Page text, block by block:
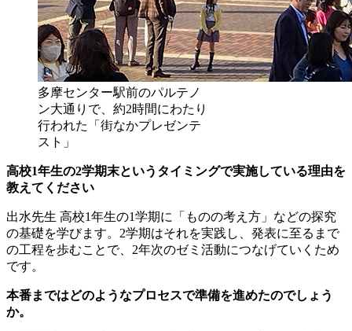
多摩センター駅前のパルテノ
ン大通りで、約2時間にわたり
行われた「街なかプレゼンテ
スト」
高校1年生の2学期末というタイミングで実施している理由を
教えてください
出水先生 高校1年生の1学期に「ものの考え方」などの探究
の基礎を学びます。2学期はそれを実践し、発表に至るまで
の工程を歩むことで、2年次のゼミ活動につなげていくため
です。
本番まではどのようなプロセスで準備を進めたのでしょう
か。